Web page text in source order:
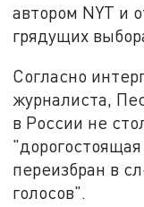
автором NYT и
грядущих
Согласно
журналиста,
в России не
переизбран в
голосов".